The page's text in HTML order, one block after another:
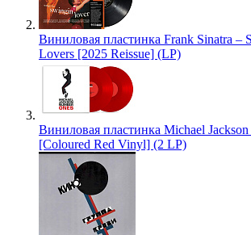
Виниловая пластинка Frank Sinatra –
Lovers [2025 Reissue] (LP)
Виниловая пластинка Michael
[Coloured Red Vinyl] (2 LP)